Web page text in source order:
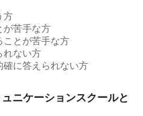
方
が苦手な方
ことが苦手な方
れない方
確に答えられない方
ニケーションスクールと